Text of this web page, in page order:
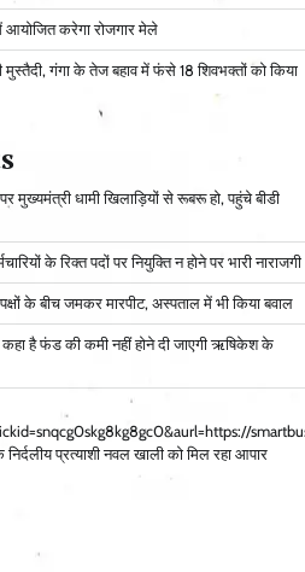
आयोजित करेगा रोजगार मेले
मुस्तैदी, गंगा के तेज बहाव में फंसे 18 शिवभक्तों को किया
मुख्यमंत्री धामी खिलाड़ियों से रूबरू हो, पहुंचे बीडी
के रिक्त पदों पर नियुक्ति न होने पर भारी नाराजगी
के बीच जमकर मारपीट, अस्पताल में भी किया बवाल
कहा है फंड की कमी नहीं होने दी जाएगी ऋषिकेश के
प्रत्याशी नवल खाली को मिल रहा आपार